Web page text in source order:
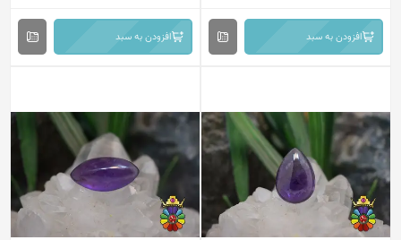
افزودن به سبد افزودن به سبد